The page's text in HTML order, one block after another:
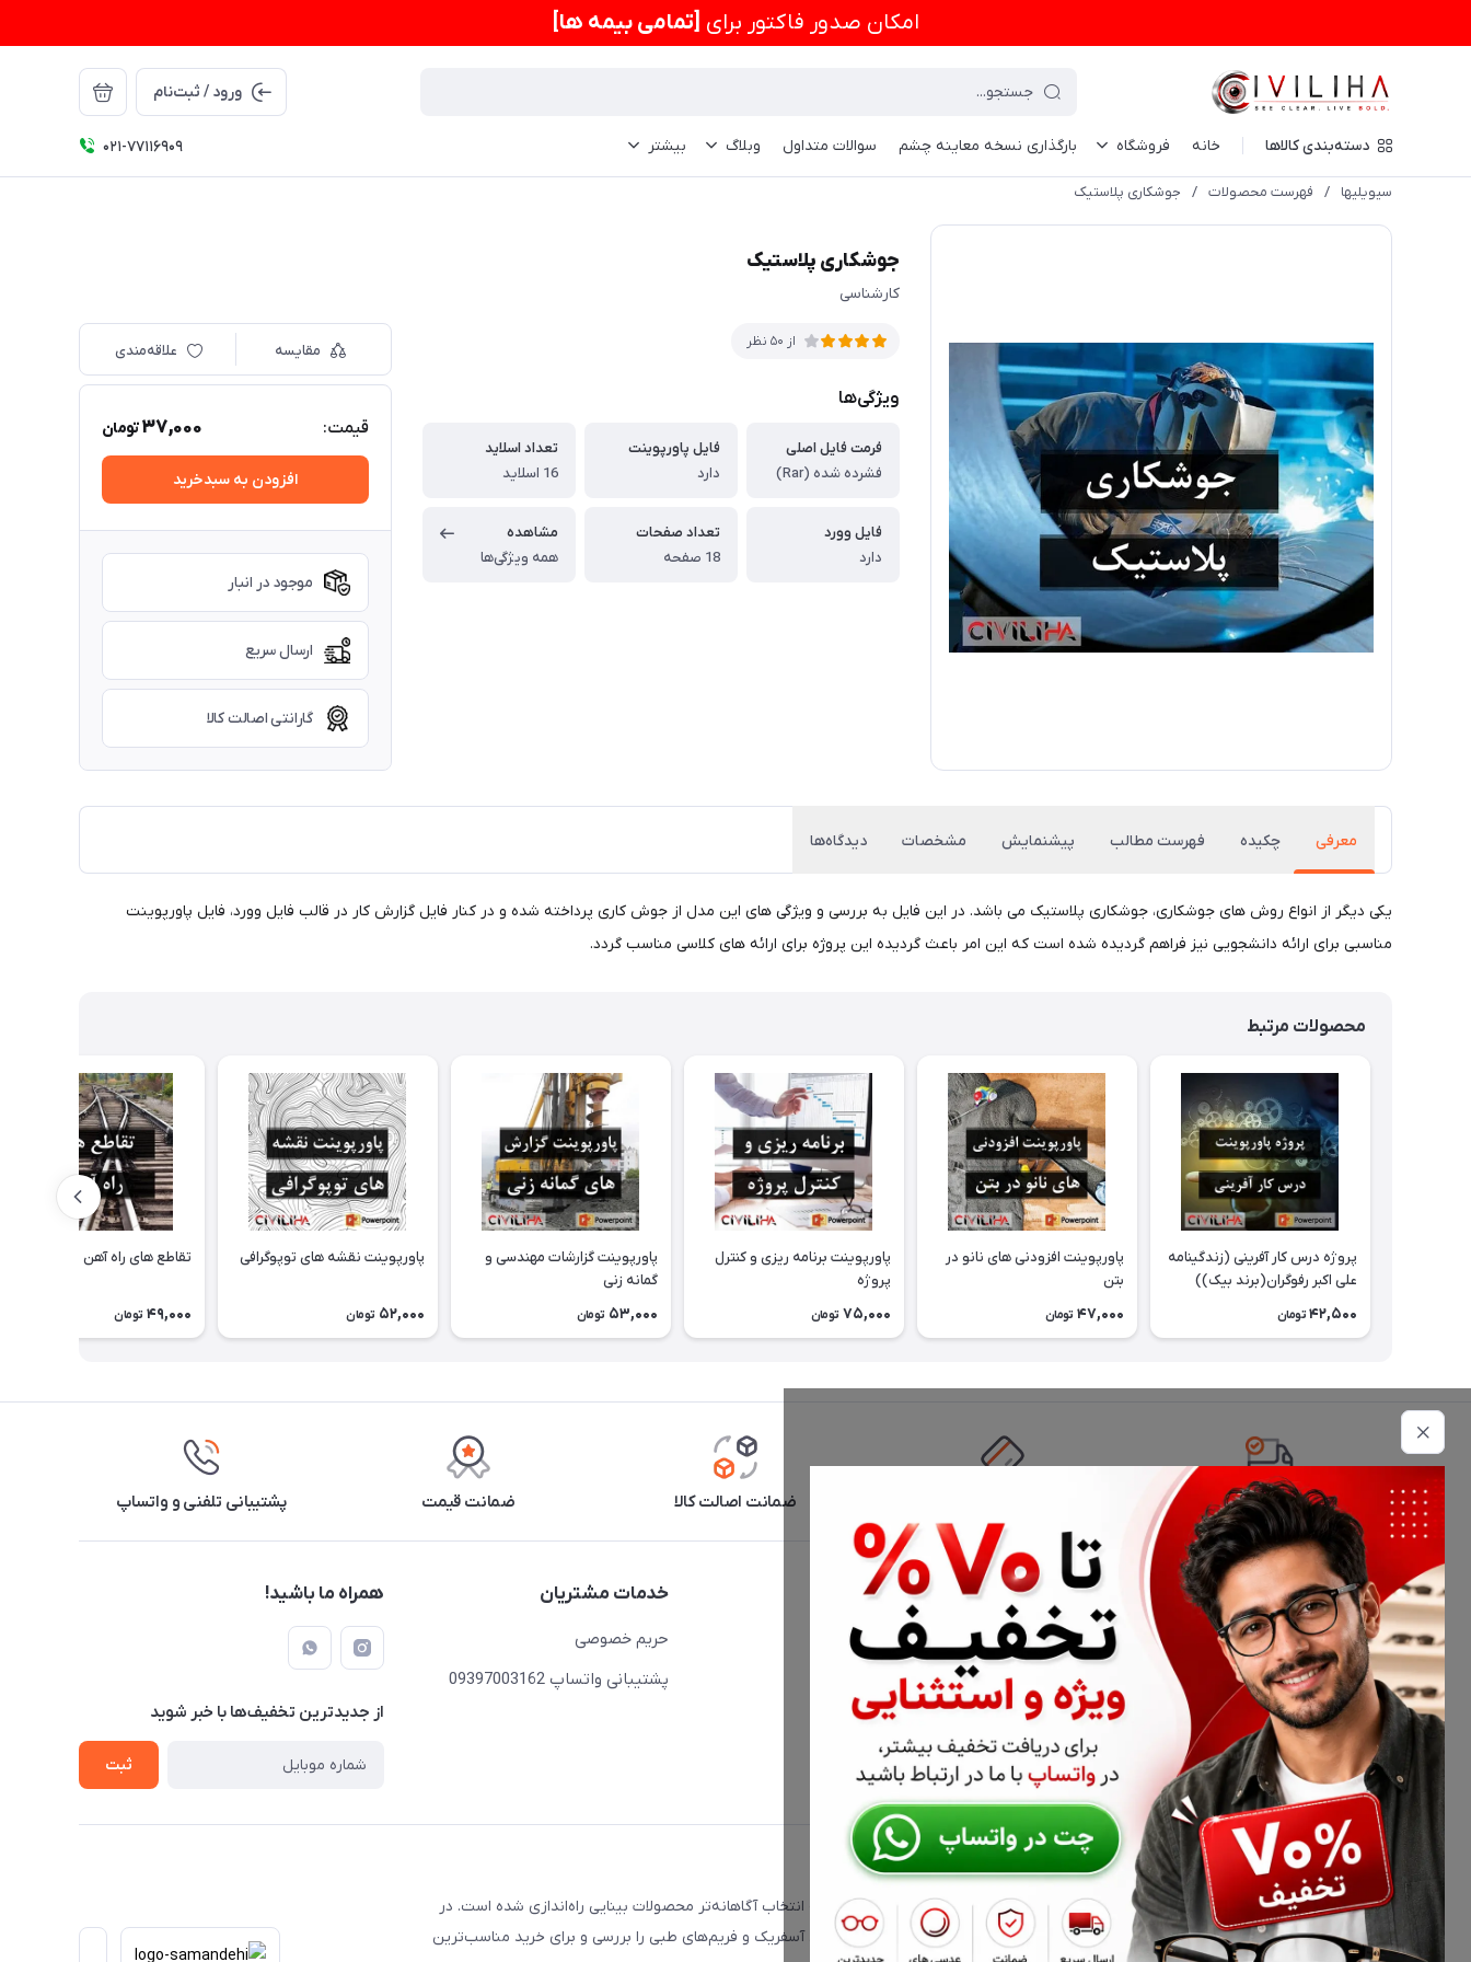
امكان صدور فاکتور برای [تمامی بیمه ها]
ورود / ثبت‌نام
دسته‌بندی کالاها خانه فروشگاه بارگذاری نسخه معاینه چشم سوالات متداول وبلاگ بیشتر 021-77116909
سیویلیها / فهرست محصولات / جوشکاری پلاستیک
جوشکاری پلاستیک
کارشناسی
از 50 نظر
ویژگی‌ها
فرمت فایل اصلی
فشرده شده (Rar)
فایل پاورپوینت
دارد
تعداد اسلاید
16 اسلاید
فایل وورد
دارد
تعداد صفحات
18 صفحه
مشاهده
همه ویژگی‌ها
مقایسه علاقه‌مندی
قیمت: 37,000تومان
افزودن به سبدخرید
موجود در انبار
ارسال سریع
گارانتی اصالت کالا
معرفی چکیده فهرست مطالب پیشنمایش مشخصات دیدگاه‌ها
یکی دیگر از انواع روش های جوشکاری، جوشکاری پلاستیک می باشد. در این فایل به بررسی و ویژگی های این مدل از جوش کاری پرداخته شده و در کنار فایل گزارش کار در قالب فایل وورد، فایل پاورپوینت
مناسبی برای ارائه دانشجویی نیز فراهم گردیده شده است که این امر باعث گردیده این پروژه برای ارائه های کلاسی مناسب گردد.
محصولات مرتبط
پروژه درس کار آفرینی (زندگینامه
علی اکبر رفوگران(برند بیک))
42,500 تومان
پاورپوینت افزودنی های نانو در
بتن
47,000 تومان
پاورپوینت برنامه ریزی و کنترل
پروژه
75,000 تومان
پاورپوینت گزارشات مهندسی و
گمانه زنی
53,000 تومان
پاورپوینت نقشه های توپوگرافی
52,000 تومان
تقاطع های راه آهن
49,000 تومان
تحویل اکسپرس ضمانت اصالت کالا ضمانت قیمت پشتیبانی تلفنی و واتساپ
اطلاعات تماس
02177116909
info@civiliha.com
ارسال فوری در تهران + ارسال به سراسر کشور
دسترسی سریع
حساب کاربری
مجله فروشگاه
لیست محصولات
درباره ما
خدمات مشتریان
حریم خصوصی
پشتیبانی واتساپ 09397003162
همراه ما باشید!
از جدید‌ترین تخفیف‌ها با‌ خبر شوید
ثبت
درباره فروشگاه عینک و عدسی سیویلیها
سیویلیها فروشگاه تخصصی عینک طبی، فریم عینک و عدسی عینک است که با هدف کمک به انتخاب آگاهانه‌تر محصولات بینایی راه‌اندازی شده است. در
سیویلیها می‌توانید انواع عدسی طبی، عدسی آنتی‌رفلکس، بلوکنترل، فتوکرومیک، تدریجی، دبل آسفریک و فریم‌های طبی را بررسی و برای خرید مناسب‌ترین